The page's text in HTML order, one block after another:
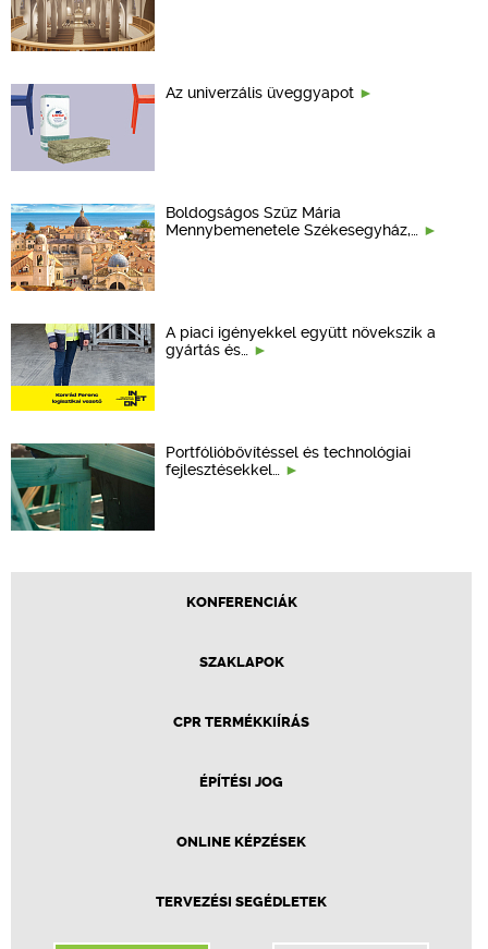
Az univerzális üveggyapot
Boldogságos Szűz Mária
Mennybemenetele Székesegyház,…
A piaci igényekkel együtt növekszik a
gyártás és…
Portfólióbővítéssel és technológiai
fejlesztésekkel…
KONFERENCIÁK
SZAKLAPOK
CPR TERMÉKKIÍRÁS
ÉPÍTÉSI JOG
ONLINE KÉPZÉSEK
TERVEZÉSI SEGÉDLETEK